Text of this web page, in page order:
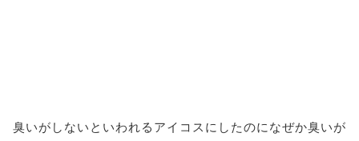
臭いがしないといわれるアイコスにしたのになぜか臭いが